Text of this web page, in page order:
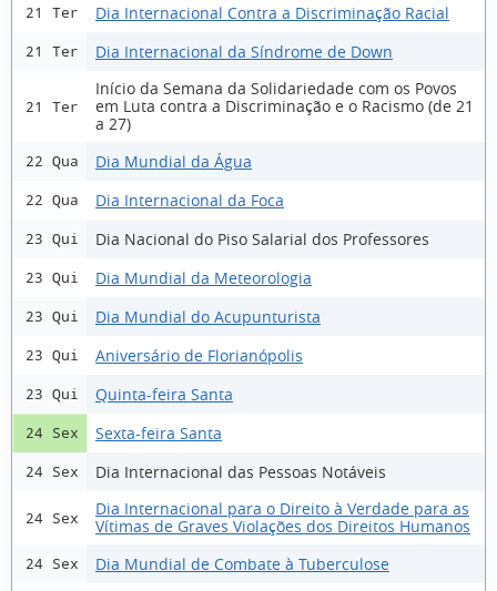
21 Ter Dia Internacional Contra a Discriminação Racial
21 Ter Dia Internacional da Síndrome de Down
21 Ter
Início da Semana da Solidariedade com os Povos
em Luta contra a Discriminação e o Racismo (de 21
a 27)
22 Qua Dia Mundial da Água
22 Qua Dia Internacional da Foca
23 Qui Dia Nacional do Piso Salarial dos Professores
23 Qui Dia Mundial da Meteorologia
23 Qui Dia Mundial do Acupunturista
23 Qui Aniversário de Florianópolis
23 Qui Quinta-feira Santa
24 Sex Sexta-feira Santa
24 Sex Dia Internacional das Pessoas Notáveis
24 Sex
Dia Internacional para o Direito à Verdade para as
Vítimas de Graves Violações dos Direitos Humanos
24 Sex Dia Mundial de Combate à Tuberculose